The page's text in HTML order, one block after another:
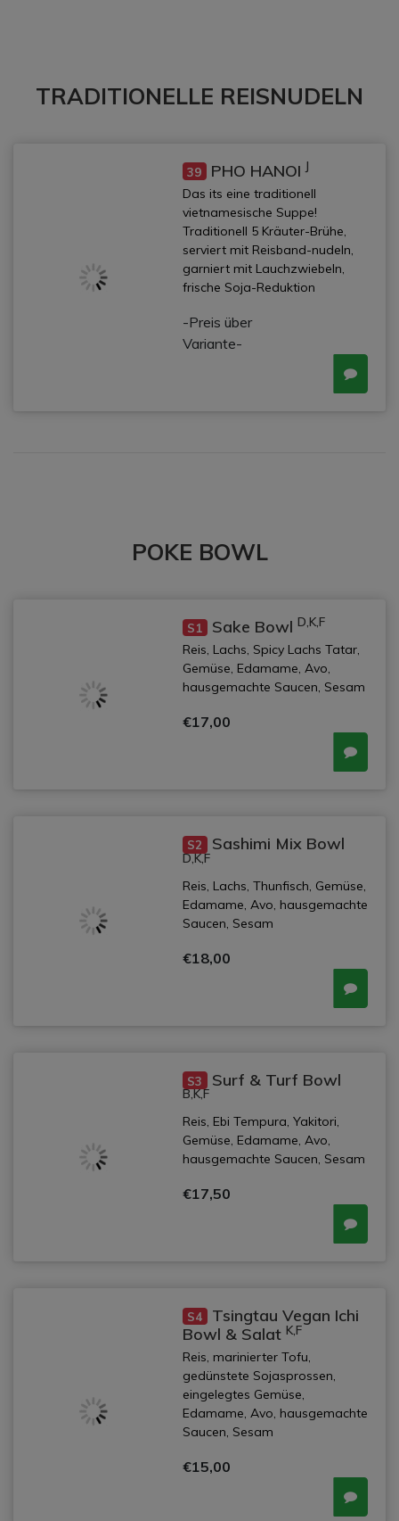
TRADITIONELLE REISNUDELN
39 PHO HANOIJ
Das its eine traditionell
vietnamesische Suppe!
Traditionell 5 Kräuter-Brühe,
serviert mit Reisband-nudeln,
garniert mit Lauchzwiebeln,
frische Soja-Reduktion
-Preis über
Variante-
POKE BOWL
S1 Sake Bowl D,K,F
Reis, Lachs, Spicy Lachs Tatar,
Gemüse, Edamame, Avo,
hausgemachte Saucen, Sesam
€17,00
S2 Sashimi Mix Bowl
D,K,F
Reis, Lachs, Thunfisch, Gemüse,
Edamame, Avo, hausgemachte
Saucen, Sesam
€18,00
S3 Surf & Turf Bowl
B,K,F
Reis, Ebi Tempura, Yakitori,
Gemüse, Edamame, Avo,
hausgemachte Saucen, Sesam
€17,50
S4 Tsingtau Vegan Ichi
Bowl & Salat K,F
Reis, marinierter Tofu,
gedünstete Sojasprossen,
eingelegtes Gemüse,
Edamame, Avo, hausgemachte
Saucen, Sesam
€15,00